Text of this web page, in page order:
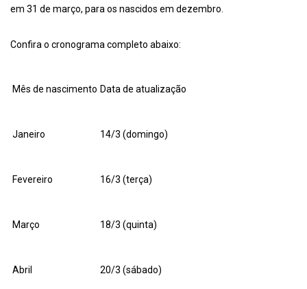
em 31 de março, para os nascidos em dezembro.
Confira o cronograma completo abaixo:
Mês de nascimento Data de atualização
Janeiro 14/3 (domingo)
Fevereiro 16/3 (terça)
Março 18/3 (quinta)
Abril 20/3 (sábado)